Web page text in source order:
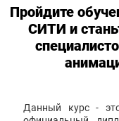
Пройдите
СИТИ и
Данный курс -